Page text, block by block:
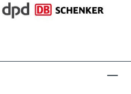
Beschädigung